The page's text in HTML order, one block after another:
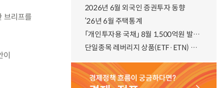
브리프를
2026년 6월 외국인 증권투자 동향
‘26년 6월 주택통계
「개인투자용 국채」 8월 1,500억원 발행 예정
단일종목 레버리지 상품(ETF·ETN) 기본예탁금 강화 조기시행 방안 안내